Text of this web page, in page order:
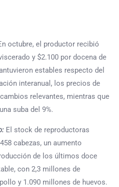
octubre, el productor recibió
y $2.100 por docena de
estables respecto del
interanual, los precios de
relevantes, mientras que
suba del 9%.
El stock de reproductoras
cabezas, un aumento
de los últimos doce
con 2,3 millones de
y 1.090 millones de huevos.